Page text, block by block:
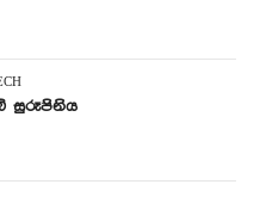
සුරූපිනිය